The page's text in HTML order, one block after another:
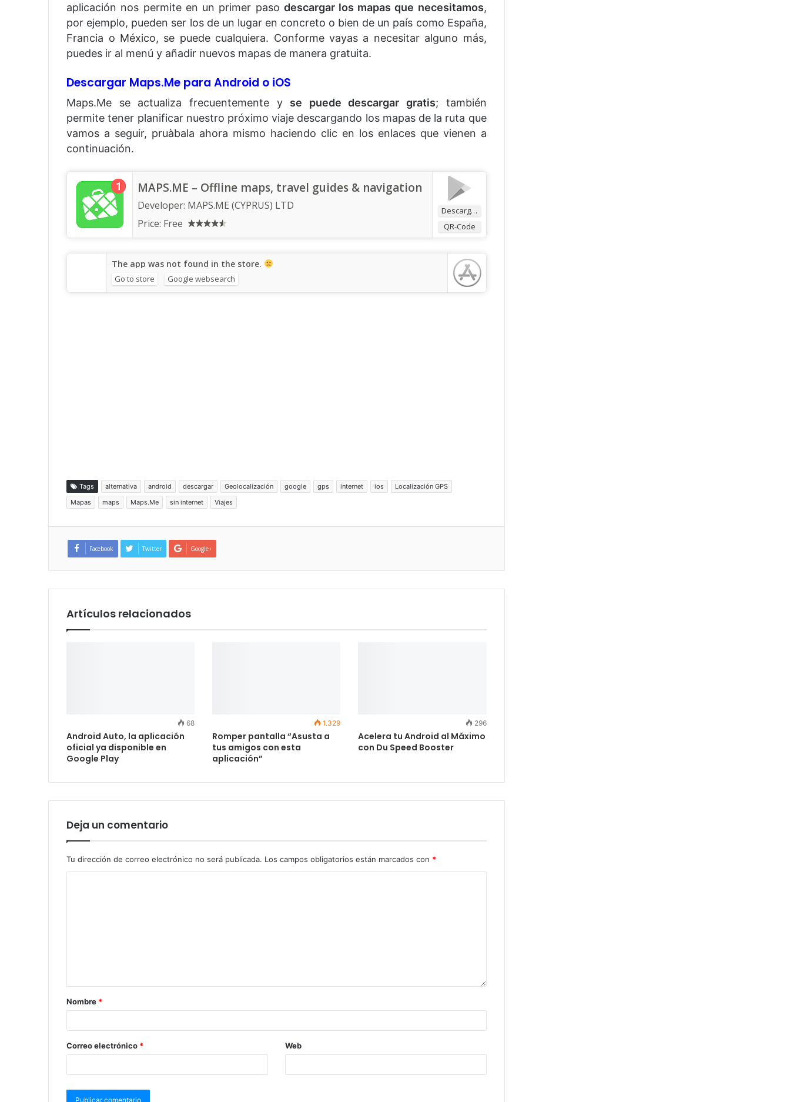
aplicación nos permite en un primer paso descargar los mapas que necesitamos,
por ejemplo, pueden ser los de un lugar en concreto o bien de un país como España,
Francia o México, se puede cualquiera. Conforme vayas a necesitar alguno más,
puedes ir al menú y añadir nuevos mapas de manera gratuita.
Descargar Maps.Me para Android o iOS
Maps.Me se actualiza frecuentemente y se puede descargar gratis; también
permite tener planificar nuestro próximo viaje descargando los mapas de la ruta que
vamos a seguir, pruàbala ahora mismo haciendo clic en los enlaces que vienen a
continuación.
Descargar
QR-Code
MAPS.ME – Offline maps, travel guides & navigation
Developer: MAPS.ME (CYPRUS) LTD
Price: Free
The app was not found in the store.
Go to store Google websearch
Tags alternativa android descargar Geolocalización google gps internet ios
Localización GPS
Mapas
maps Maps.Me sin internet Viajes
Facebook Twitter Google+
Artículos relacionados
68
Android Auto, la aplicación
oficial ya disponible en
Google Play
1.329
Romper pantalla “Asusta a
tus amigos con esta
aplicación”
296
Acelera tu Android al Máximo
con Du Speed Booster
Deja un comentario
Tu dirección de correo electrónico no será publicada. Los campos obligatorios están marcados con *
Nombre *
Correo electrónico * Web